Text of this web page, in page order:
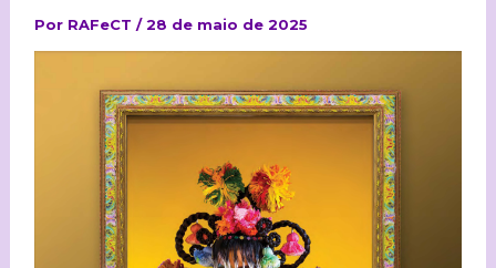
Por RAFeCT /28 de maio de 2025